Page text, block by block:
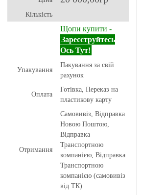
Кількість
Щопи купити -
Зареєструйтесь
Ось Тут!
Упакування
Пакування за свій
рахунок
Оплата
Готівка, Переказ на
пластикову карту
Отримання
Самовивіз, Відправка
Новою Поштою,
Відправка
Транспортною
компанією, Відправка
Транспортною
компанією (самовивіз
від ТК)